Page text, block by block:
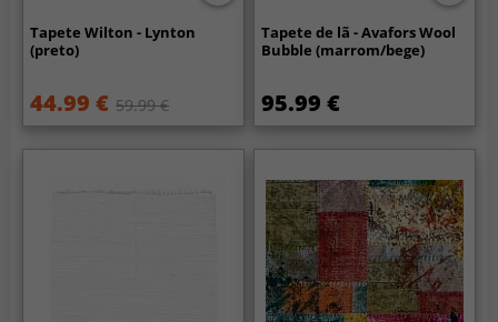
Tapete Wilton - Lynton
(preto)
44.99 € 59.99 €
Tapete de lã - Avafors Wool
Bubble (marrom/bege)
95.99 €